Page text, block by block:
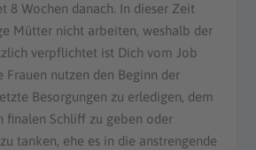
8 Wochen danach. In dieser Zeit
Mütter nicht arbeiten, weshalb der
verpflichtet ist Dich vom Job
Frauen nutzen den Beginn der
Besorgungen zu erledigen, dem
finalen Schliff zu geben oder
tanken, ehe es in die anstrengende